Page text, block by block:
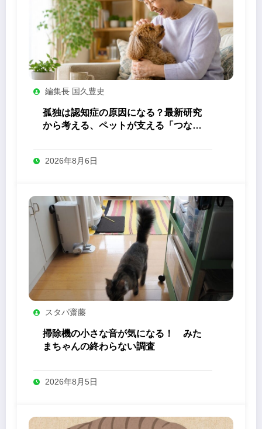
編集長 国久豊史
孤独は認知症の原因になる？最新研究
から考える、ペットが支える「つなが
2026年8月6日
スタパ齋藤
掃除機の小さな音が気になる！ みた
まちゃんの終わらない調査
2026年8月5日